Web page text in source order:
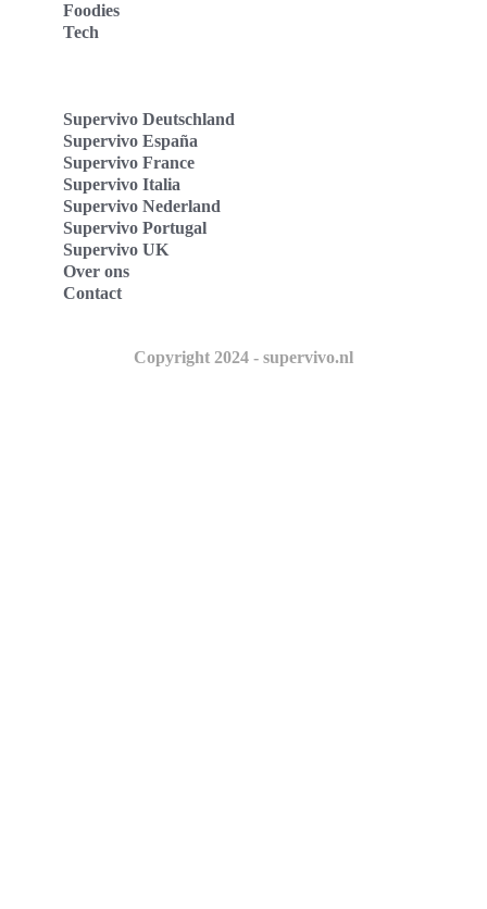
Foodies
Tech
Supervivo Deutschland
Supervivo España
Supervivo France
Supervivo Italia
Supervivo Nederland
Supervivo Portugal
Supervivo UK
Over ons
Contact
Copyright 2024 - supervivo.nl